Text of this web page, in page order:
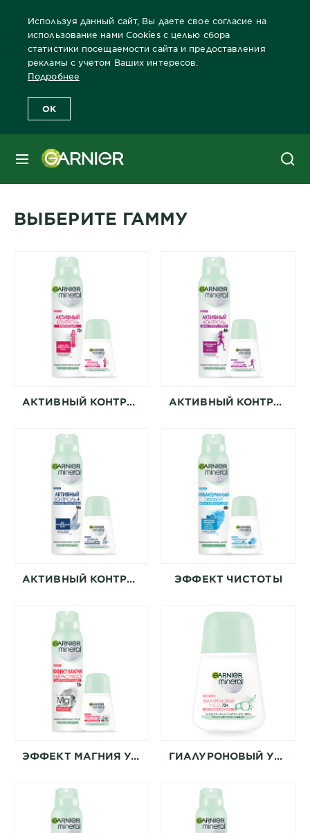
Используя данный сайт, Вы даете свое согласие на
использование нами Cookies с целью сбора
статистики посещаемости сайта и предоставления
рекламы с учетом Ваших интересов.
Подробнее
OK
МЕНЮ
Главная Дезодоранты
Дезодоранты для женщин от
Гаммы дезодорантов для женщин
ВЫБЕРИТЕ ГАММУ
АКТИВНЫЙ КОНТРОЛЬ ТЕРМОЗАЩИТА АКТИВНЫЙ КОНТРОЛЬ
АКТИВНЫЙ КОНТРОЛЬ + КЛИНИЧЕСКИ ПРОТЕСТИРОВАНО ЭФФЕКТ ЧИСТОТЫ
ЭФФЕКТ МАГНИЯ УЛЬТРАСУХОСТЬ ГИАЛУРОНОВЫЙ УХОД